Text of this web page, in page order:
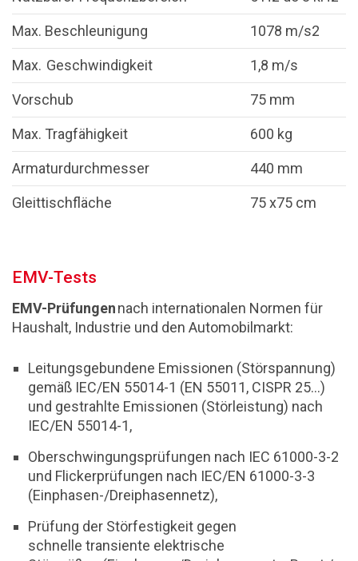
Max. Beschleunigung 1078 m/s2
Max. Geschwindigkeit 1,8 m/s
Vorschub 75 mm
Max. Tragfähigkeit 600 kg
Armaturdurchmesser 440 mm
Gleittischfläche 75 x75 cm
EMV-Tests
EMV-Prüfungennach internationalen Normen für
Haushalt, Industrie und den Automobilmarkt:
Leitungsgebundene Emissionen (Störspannung)
gemäß IEC/EN 55014-1 (EN 55011, CISPR 25...)
und gestrahlte Emissionen (Störleistung) nach
IEC/EN 55014-1,
Oberschwingungsprüfungen nach IEC 61000-3-2
und Flickerprüfungen nach IEC/EN 61000-3-3
(Einphasen-/Dreiphasennetz),
Prüfung der Störfestigkeit gegen
schnelle transiente elektrische